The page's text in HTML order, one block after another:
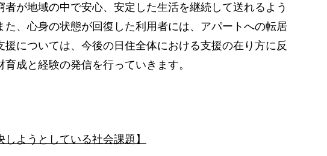
者が地域の中で安心、安定した生活を継続して送れるよう
た、心身の状態が回復した利用者には、アパートへの転居
援については、今後の日住全体における支援の在り方に反
成と経験の発信を行っていきます。
しようとしている社会課題】